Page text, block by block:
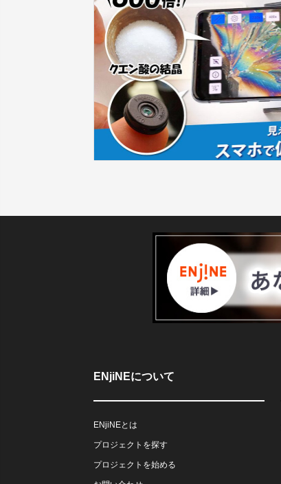
ENjiNEについて
ENjiNEとは
プロジェクトを探す
プロジェクトを始める